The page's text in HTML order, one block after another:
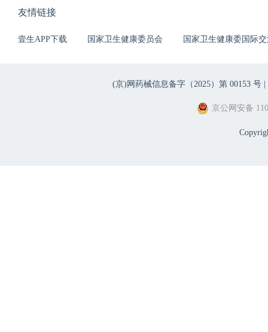
友情链接
壹生APP下载 国家卫生健康委员会 国家卫生健康委国际
(京)网药械信息备字（2025）第 00153 号 |
京公网安备